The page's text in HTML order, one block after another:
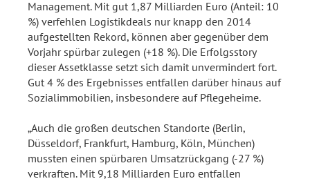
Management. Mit gut 1,87 Milliarden Euro (Anteil: 10
%) verfehlen Logistikdeals nur knapp den 2014
aufgestellten Rekord, können aber gegenüber dem
Vorjahr spürbar zulegen (+18 %). Die Erfolgsstory
dieser Assetklasse setzt sich damit unvermindert fort.
Gut 4 % des Ergebnisses entfallen darüber hinaus auf
Sozialimmobilien, insbesondere auf Pflegeheime.
„Auch die großen deutschen Standorte (Berlin,
Düsseldorf, Frankfurt, Hamburg, Köln, München)
mussten einen spürbaren Umsatzrückgang (-27 %)
verkraften. Mit 9,18 Milliarden Euro entfallen